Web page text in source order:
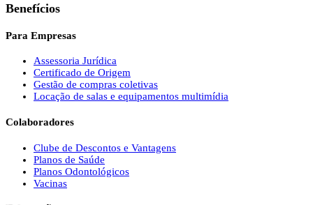
Benefícios
Para Empresas
Assessoria Jurídica
Certificado de Origem
Gestão de compras coletivas
Locação de salas e equipamentos multimídia
Colaboradores
Clube de Descontos e Vantagens
Planos de Saúde
Planos Odontológicos
Vacinas